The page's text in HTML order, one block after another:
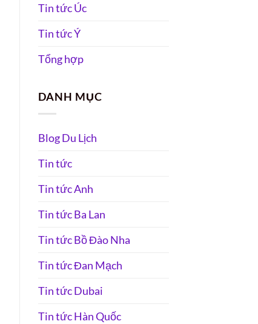
Tin tức Úc
Tin tức Ý
Tổng hợp
DANH MỤC
Blog Du Lịch
Tin tức
Tin tức Anh
Tin tức Ba Lan
Tin tức Bồ Đào Nha
Tin tức Đan Mạch
Tin tức Dubai
Tin tức Hàn Quốc